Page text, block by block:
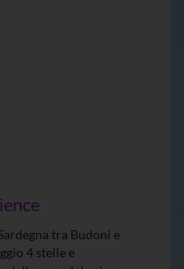
tra Budoni e
4 stelle e